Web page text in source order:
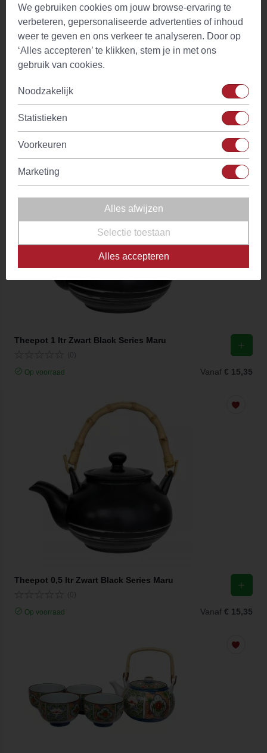
Op voorraad Vanaf€ 18,60
Theepot 1 ltr Zwart Black Series Maru
Op voorraad Vanaf € 15,35
Theepot 0,5 ltr Zwart Black Series Maru
Op voorraad Vanaf € 15,35
We gebruiken cookies om jouw browse-ervaring te
verbeteren, gepersonaliseerde advertenties of inhoud
weer te geven en ons verkeer te analyseren. Door op
‘Alles accepteren’ te klikken, stem je in met ons
gebruik van cookies.
Noodzakelijk
Statistieken
Voorkeuren
Marketing
Alles afwijzen
Selectie toestaan
Alles accepteren